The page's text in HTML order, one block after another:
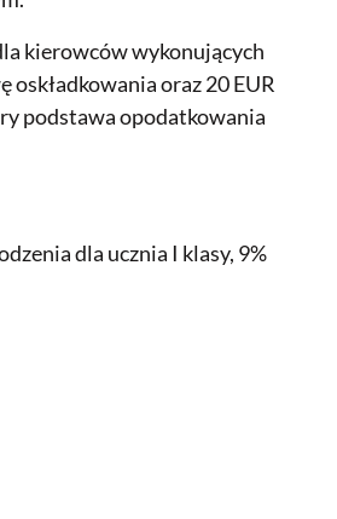
kierowców wykonujących
oraz 20 EUR
podstawa opodatkowania
dla ucznia I klasy, 9%